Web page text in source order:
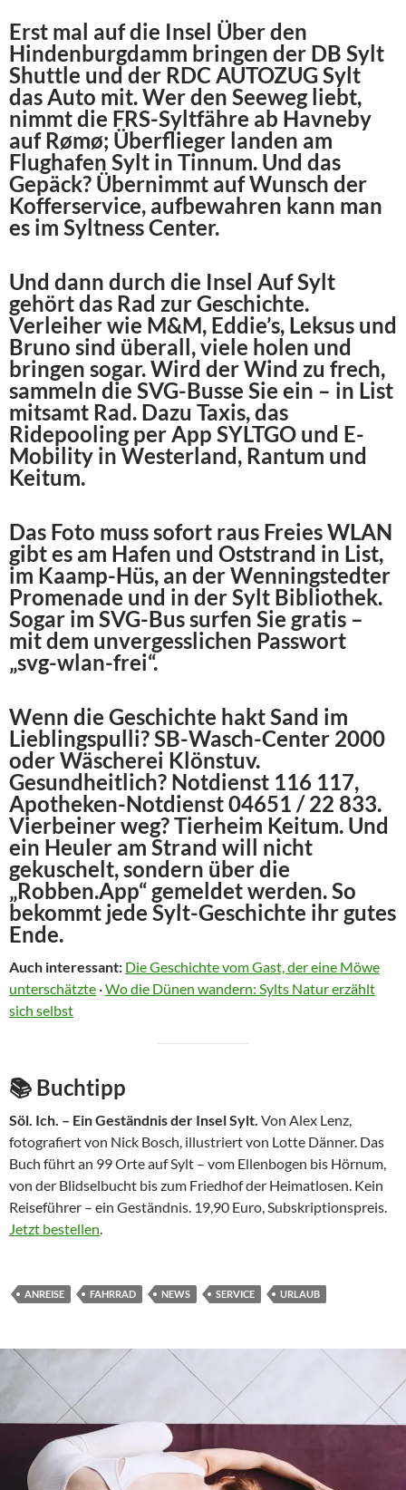
Erst mal auf die Insel Über den
Hindenburgdamm bringen der DB Sylt
Shuttle und der RDC AUTOZUG Sylt
das Auto mit. Wer den Seeweg liebt,
nimmt die FRS-Syltfähre ab Havneby
auf Rømø; Überflieger landen am
Flughafen Sylt in Tinnum. Und das
Gepäck? Übernimmt auf Wunsch der
Kofferservice, aufbewahren kann man
es im Syltness Center.
Und dann durch die Insel Auf Sylt
gehört das Rad zur Geschichte.
Verleiher wie M&M, Eddie’s, Leksus und
Bruno sind überall, viele holen und
bringen sogar. Wird der Wind zu frech,
sammeln die SVG-Busse Sie ein – in List
mitsamt Rad. Dazu Taxis, das
Ridepooling per App SYLTGO und E-
Mobility in Westerland, Rantum und
Keitum.
Das Foto muss sofort raus Freies WLAN
gibt es am Hafen und Oststrand in List,
im Kaamp-Hüs, an der Wenningstedter
Promenade und in der Sylt Bibliothek.
Sogar im SVG-Bus surfen Sie gratis –
mit dem unvergesslichen Passwort
„svg-wlan-frei“.
Wenn die Geschichte hakt Sand im
Lieblingspulli? SB-Wasch-Center 2000
oder Wäscherei Klönstuv.
Gesundheitlich? Notdienst 116 117,
Apotheken-Notdienst 04651 / 22 833.
Vierbeiner weg? Tierheim Keitum. Und
ein Heuler am Strand will nicht
gekuschelt, sondern über die
„Robben.App“ gemeldet werden. So
bekommt jede Sylt-Geschichte ihr gutes
Ende.
Auch interessant: Die Geschichte vom Gast, der eine Möwe
unterschätzte ·Wo die Dünen wandern: Sylts Natur erzählt
sich selbst
📚 Buchtipp
Söl. Ich. – Ein Geständnis der Insel Sylt. Von Alex Lenz,
fotografiert von Nick Bosch, illustriert von Lotte Dänner. Das
Buch führt an 99 Orte auf Sylt – vom Ellenbogen bis Hörnum,
von der Blidselbucht bis zum Friedhof der Heimatlosen. Kein
Reiseführer – ein Geständnis. 19,90 Euro, Subskriptionspreis.
Jetzt bestellen.
ANREISE FAHRRAD NEWS SERVICE URLAUB